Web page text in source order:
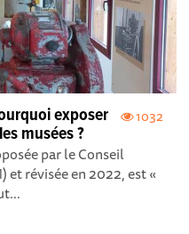
1032
exposer
musées ?
par le Conseil
révisée en 2022, est «